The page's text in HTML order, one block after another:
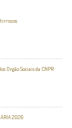
Orgão Sociais da CNPR
2026